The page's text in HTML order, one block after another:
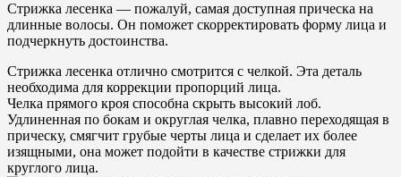
Стрижка лесенка — пожалуй, самая доступная прическа на
длинные волосы. Он поможет скорректировать форму лица и
подчеркнуть достоинства.
Стрижка лесенка отлично смотрится с челкой. Эта деталь
необходима для коррекции пропорций лица.
Челка прямого кроя способна скрыть высокий лоб.
Удлиненная по бокам и округлая челка, плавно переходящая в
прическу, смягчит грубые черты лица и сделает их более
изящными, она может подойти в качестве стрижки для
круглого лица.